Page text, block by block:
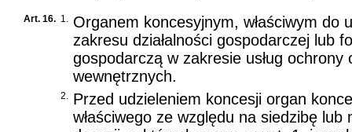
Art. 16. 1. Organem koncesyjnym, właściwym do
zakresu działalności gospodarczej lub
gospodarczą w zakresie usług
wewnętrznych.
2. Przed udzieleniem koncesji organ
właściwego ze względu na siedzibę